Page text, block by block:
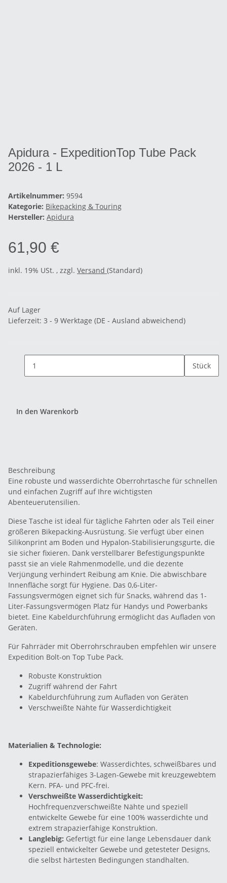
Apidura - ExpeditionTop Tube Pack
2026 - 1 L
Artikelnummer: 9594
Kategorie: Bikepacking & Touring
Hersteller: Apidura
61,90 €
inkl. 19% USt. , zzgl. Versand (Standard)
Auf Lager
Lieferzeit: 3 - 9 Werktage (DE - Ausland abweichend)
Stück
In den Warenkorb
Beschreibung
Eine robuste und wasserdichte Oberrohrtasche für schnellen
und einfachen Zugriff auf Ihre wichtigsten
Abenteuerutensilien.
Diese Tasche ist ideal für tägliche Fahrten oder als Teil einer
größeren Bikepacking-Ausrüstung. Sie verfügt über einen
Silikonprint am Boden und Hypalon-Stabilisierungsgurte, die
sie sicher fixieren. Dank verstellbarer Befestigungspunkte
passt sie an viele Rahmenmodelle, und die dezente
Verjüngung verhindert Reibung am Knie. Die abwischbare
Innenfläche sorgt für Hygiene. Das 0,6-Liter-
Fassungsvermögen eignet sich für Snacks, während das 1-
Liter-Fassungsvermögen Platz für Handys und Powerbanks
bietet. Eine Kabeldurchführung ermöglicht das Aufladen von
Geräten.
Für Fahrräder mit Oberrohrschrauben empfehlen wir unsere
Expedition Bolt-on Top Tube Pack.
Robuste Konstruktion
Zugriff während der Fahrt
Kabeldurchführung zum Aufladen von Geräten
Verschweißte Nähte für Wasserdichtigkeit
Materialien & Technologie:
Expeditionsgewebe: Wasserdichtes, schweißbares und
strapazierfähiges 3-Lagen-Gewebe mit kreuzgewebtem
Kern. PFA- und PFC-frei.
Verschweißte Wasserdichtigkeit:
Hochfrequenzverschweißte Nähte und speziell
entwickelte Gewebe für eine 100% wasserdichte und
extrem strapazierfähige Konstruktion.
Langlebig: Gefertigt für eine lange Lebensdauer dank
speziell entwickelter Gewebe und getesteter Designs,
die selbst härtesten Bedingungen standhalten.